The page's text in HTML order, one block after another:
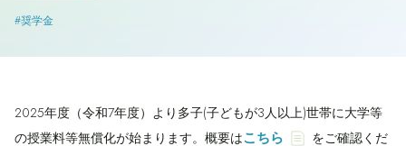
#奨学金
2025年度（令和7年度）より多子(子どもが3人以上)世帯に大学等
の授業料等無償化が始まります。概要はこちら
をご確認くだ